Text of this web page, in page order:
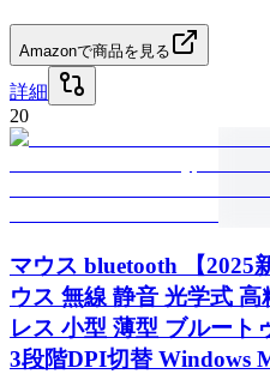
Amazonで商品を見る
詳細
20
マウス bluetooth 【2025
ウス 無線 静音 光学式
レス 小型 薄型 ブルート
3段階DPI切替 Windows